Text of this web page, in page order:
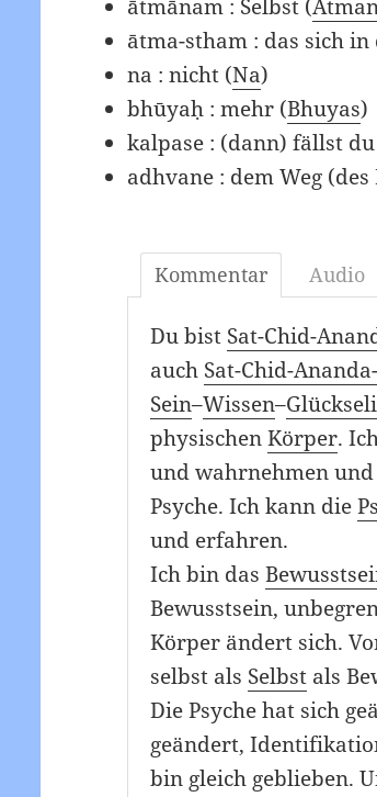
ātmānam : Selbst (
ātma-stham : das sich
na : nicht (Na)
bhūyaḥ : mehr (Bhuyas)
kalpase : (dann) fällst
adhvane : dem Weg
Kommentar Audio
Du bist Sat-Chid-
auch Sat-Chid-
Sein–Wissen–
physischenKörper.
und wahrnehmen
Psyche. Ich kann die
und erfahren.
Ich bin das
Bewusstsein,
Körper ändert sich.
selbst als Selbst als
Die Psyche hat sich
geändert,
bin gleich geblieben.